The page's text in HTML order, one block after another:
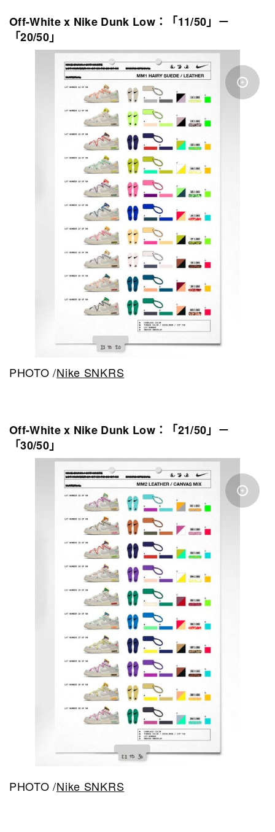
Off-White x Nike Dunk Low：「11/50」－
「20/50」
PHOTO /Nike SNKRS
Off-White x Nike Dunk Low：「21/50」－
「30/50」
PHOTO /Nike SNKRS